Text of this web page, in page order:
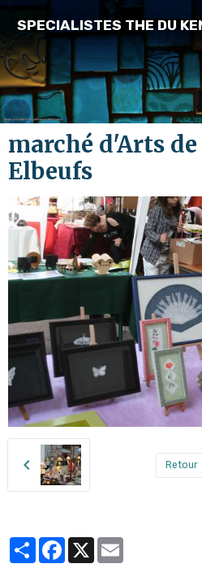
SPECIALISTES THE DU
marché d'Arts
Elbeufs
Retour
PartagerFacebook